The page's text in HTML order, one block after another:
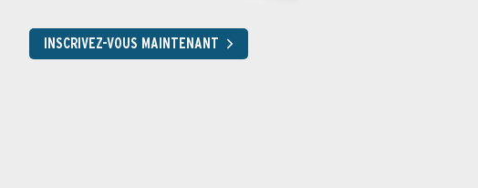
INSCRIVEZ-VOUS MAINTENANT